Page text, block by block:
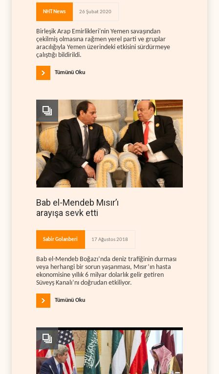
NHT News 26 Şubat 2020
Birleşik Arap Emirlikleri'nin Yemen savaşından
çekilmiş olmasına rağmen yerel parti ve gruplar
aracılığıyla Yemen üzerindeki etkisini sürdürmeye
çalıştığı bildirildi.
Tümünü Oku
Bab el-Mendeb Mısır’ı
arayışa sevk etti
Sabir Golanberi 17 Ağustos 2018
Bab el-Mendeb Boğazı’nda deniz trafiğinin durması
veya herhangi bir sorun yaşanması, Mısır’ın hasta
ekonomisine yıllık 6 milyar dolarlık gelir getiren
Süveyş Kanalı’nı doğrudan etkiliyor.
Tümünü Oku